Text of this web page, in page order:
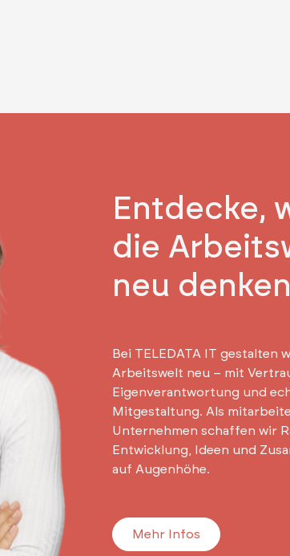
Entdecke,
die
neu
Bei TELEDATA IT gestalten
Arbeitswelt neu – mit
Eigenverantwortung und
Mitgestaltung. Als
Unternehmen schaffen wir
Entwicklung, Ideen und
auf Augenhöhe.
Mehr Infos